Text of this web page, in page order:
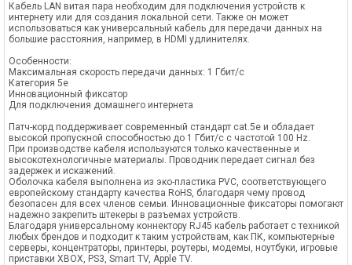
Кабель LAN витая пара необходим для подключения устройств к
интернету или для создания локальной сети. Также он может
использоваться как универсальный кабель для передачи данных на
большие расстояния, например, в HDMI удлинителях.
Особенности:
Максимальная скорость передачи данных: 1 Гбит/с
Категория 5е
Инновационный фиксатор
Для подключения домашнего интернета
Патч-корд поддерживает современный стандарт cat.5e и обладает
высокой пропускной способностью до 1 Гбит/с с частотой 100 Hz.
При производстве кабеля используются только качественные и
высокотехнологичные материалы. Проводник передает сигнал без
задержек и искажений.
Оболочка кабеля выполнена из эко-пластика PVC, соответствующего
европейскому стандарту качества RoHS, благодаря чему провод
безопасен для всех членов семьи. Инновационные фиксаторы помогают
надежно закрепить штекеры в разъемах устройств.
Благодаря универсальному коннектору RJ45 кабель работает с техникой
любых брендов и подходит к таким устройствам, как ПК, компьютерные
серверы, концентраторы, принтеры, роутеры, модемы, ноутбуки, игровые
приставки XBOX, PS3, Smart TV, Apple TV.